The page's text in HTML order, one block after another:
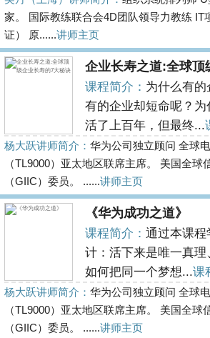
家。 国际教练联合会4D团队领导力教练 IT
证） 原......讲师主页
企业长寿之道:全球顶
课程简介： 为什么有的
有的企业却短命呢？
活了上百年，但最终...
杨大跃讲师简介： 华为公司独立顾问 全球
（TL9000）亚太地区联席主席。 美国全球
（GIIC）委员。 ......讲师主页
《华为成功之道》
课程简介：通过本课程
计：活下来是唯一真
如何把同一个梦想...课
杨大跃讲师简介： 华为公司独立顾问 全球
（TL9000）亚太地区联席主席。 美国全球
（GIIC）委员。 ......讲师主页